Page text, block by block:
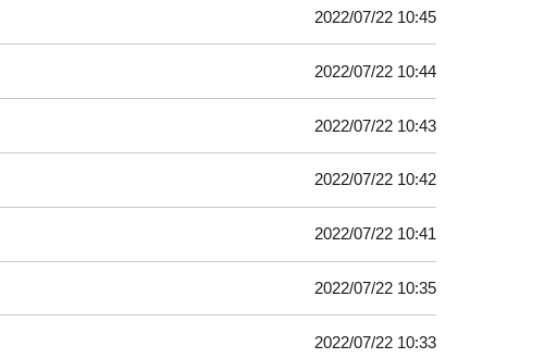
2022/07/22 10:45
2022/07/22 10:44
2022/07/22 10:43
2022/07/22 10:42
2022/07/22 10:41
2022/07/22 10:35
2022/07/22 10:33